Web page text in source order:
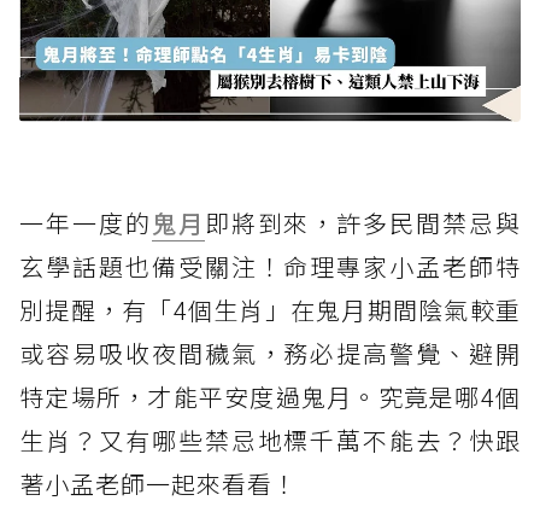
一年一度的鬼月 即將到來，許多民間禁忌與
玄學話題也備受關注！命理專家小孟老師特
別提醒，有「4個生肖」在鬼月期間陰氣較重
或容易吸收夜間穢氣，務必提高警覺、避開
特定場所，才能平安度過鬼月。究竟是哪4個
生肖？又有哪些禁忌地標千萬不能去？快跟
著小孟老師一起來看看！